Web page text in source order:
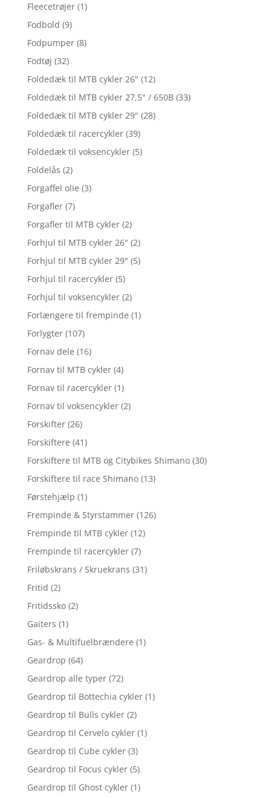
Fleecetrøjer (1)
Fodbold (9)
Fodpumper (8)
Fodtøj (32)
Foldedæk til MTB cykler 26" (12)
Foldedæk til MTB cykler 27,5" / 650B (33)
Foldedæk til MTB cykler 29" (28)
Foldedæk til racercykler (39)
Foldedæk til voksencykler (5)
Foldelås (2)
Forgaffel olie (3)
Forgafler (7)
Forgafler til MTB cykler (2)
Forhjul til MTB cykler 26" (2)
Forhjul til MTB cykler 29" (5)
Forhjul til racercykler (5)
Forhjul til voksencykler (2)
Forlængere til frempinde (1)
Forlygter (107)
Fornav dele (16)
Fornav til MTB cykler (4)
Fornav til racercykler (1)
Fornav til voksencykler (2)
Forskifter (26)
Forskiftere (41)
Forskiftere til MTB og Citybikes Shimano (30)
Forskiftere til race Shimano (13)
Førstehjælp (1)
Frempinde & Styrstammer (126)
Frempinde til MTB cykler (12)
Frempinde til racercykler (7)
Friløbskrans / Skruekrans (31)
Fritid (2)
Fritidssko (2)
Gaiters (1)
Gas- & Multifuelbrændere (1)
Geardrop (64)
Geardrop alle typer (72)
Geardrop til Bottechia cykler (1)
Geardrop til Bulls cykler (2)
Geardrop til Cervelo cykler (1)
Geardrop til Cube cykler (3)
Geardrop til Focus cykler (5)
Geardrop til Ghost cykler (1)